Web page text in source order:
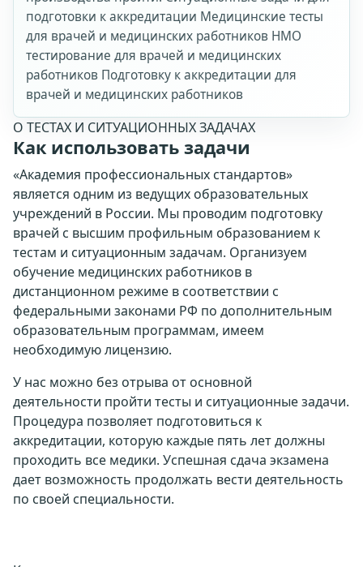
подготовки к аккредитации Медицинские тесты
для врачей и медицинских работников НМО
тестирование для врачей и медицинских
работников Подготовку к аккредитации для
врачей и медицинских работников
О ТЕСТАХ И СИТУАЦИОННЫХ ЗАДАЧАХ
Как использовать задачи
«Академия профессиональных стандартов»
является одним из ведущих образовательных
учреждений в России. Мы проводим подготовку
врачей с высшим профильным образованием к
тестам и ситуационным задачам. Организуем
обучение медицинских работников в
дистанционном режиме в соответствии с
федеральными законами РФ по дополнительным
образовательным программам, имеем
необходимую лицензию.
У нас можно без отрыва от основной
деятельности пройти тесты и ситуационные задачи.
Процедура позволяет подготовиться к
аккредитации, которую каждые пять лет должны
проходить все медики. Успешная сдача экзамена
дает возможность продолжать вести деятельность
по своей специальности.